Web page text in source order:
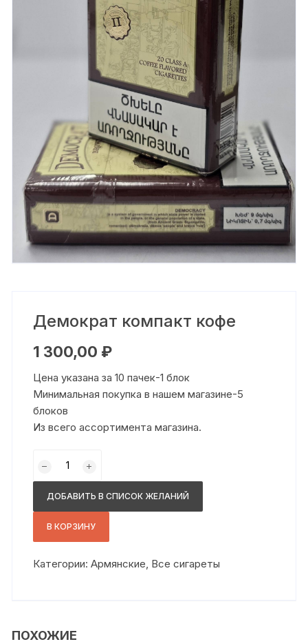
Демократ компакт кофе
1 300,00 ₽
Цена указана за 10 пачек-1 блок
Минимальная покупка в нашем магазине-5
блоков
Из всего ассортимента магазина.
товара
кофе
ДОБАВИТЬ В СПИСОК ЖЕЛАНИЙ
В КОРЗИНУ
Категории:Армянские Все сигареты
ПОХОЖИЕ